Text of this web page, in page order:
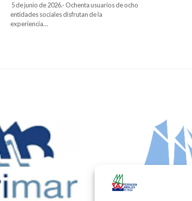
5 de junio de 2026.- Ochenta usuarios de ocho
entidades sociales disfrutan de la
experiencia…